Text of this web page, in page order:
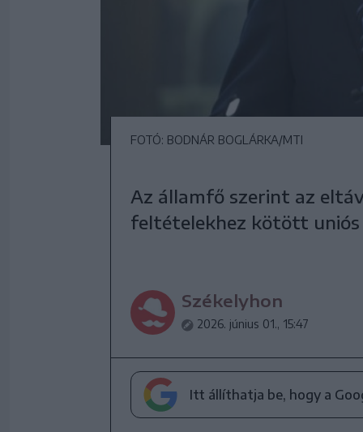
FOTÓ: BODNÁR BOGLÁRKA/MTI
Az államfő szerint az
feltételekhez kötött uniós
Székelyhon
2026. június 01., 15:47
Itt állíthatja be, hogy a